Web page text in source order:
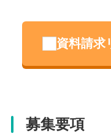
資料請求
募集要項